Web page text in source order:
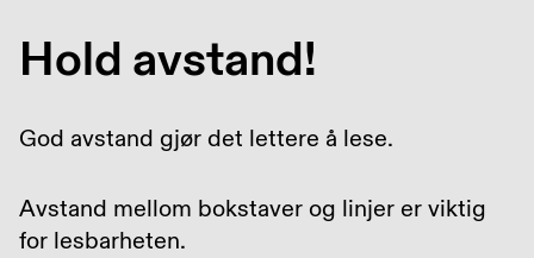
Hold avstand!
God avstand gjør det lettere å lese.
Avstand mellom bokstaver og linjer er viktig
for lesbarheten.